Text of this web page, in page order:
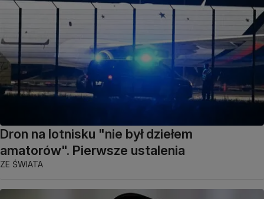
Dron na lotnisku "nie był dziełem
amatorów". Pierwsze ustalenia
ZE ŚWIATA